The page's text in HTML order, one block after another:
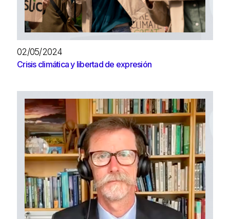
02/05/2024
Crisis climática y libertad de expresión